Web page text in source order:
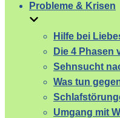
Probleme & Krisen
Hilfe bei
Die 4 Phasen
Sehnsucht
Was tun
Umgang mit